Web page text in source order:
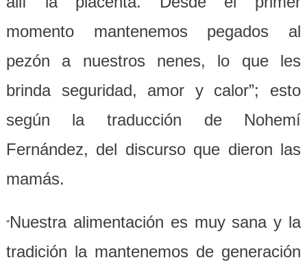
momento mantenemos pegados al
pezón a nuestros nenes, lo que les
brinda seguridad, amor y calor”; esto
según la traducción de Nohemí
Fernández, del discurso que dieron las
mamás.
“Nuestra alimentación es muy sana y la
tradición la mantenemos de generación